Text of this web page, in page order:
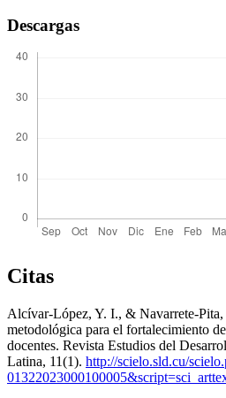
Descargas
Citas
Alcívar-López, Y. I., & Navarrete-Pita,
metodológica para el fortalecimiento
docentes. Revista Estudios del
Latina, 11(1). http://scielo.sld.cu/